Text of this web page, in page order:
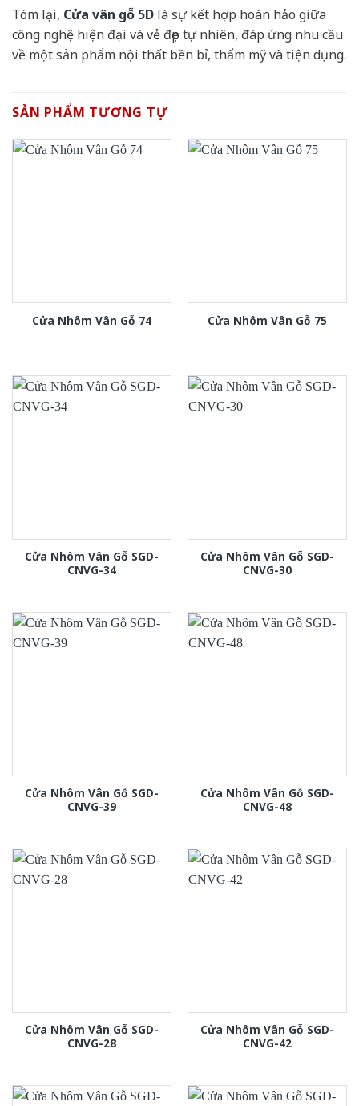
Tóm lại, Cửa vân gỗ 5D là sự kết hợp hoàn hảo giữa
công nghệ hiện đại và vẻ đẹp tự nhiên, đáp ứng nhu cầu
về một sản phẩm nội thất bền bỉ, thẩm mỹ và tiện dụng.
SẢN PHẨM TƯƠNG TỰ
Cửa Nhôm Vân Gỗ 74 Cửa Nhôm Vân Gỗ 75
Cửa Nhôm Vân Gỗ SGD-
CNVG-34
Cửa Nhôm Vân Gỗ SGD-
CNVG-30
Cửa Nhôm Vân Gỗ SGD-
CNVG-39
Cửa Nhôm Vân Gỗ SGD-
CNVG-48
Cửa Nhôm Vân Gỗ SGD-
CNVG-28
Cửa Nhôm Vân Gỗ SGD-
CNVG-42